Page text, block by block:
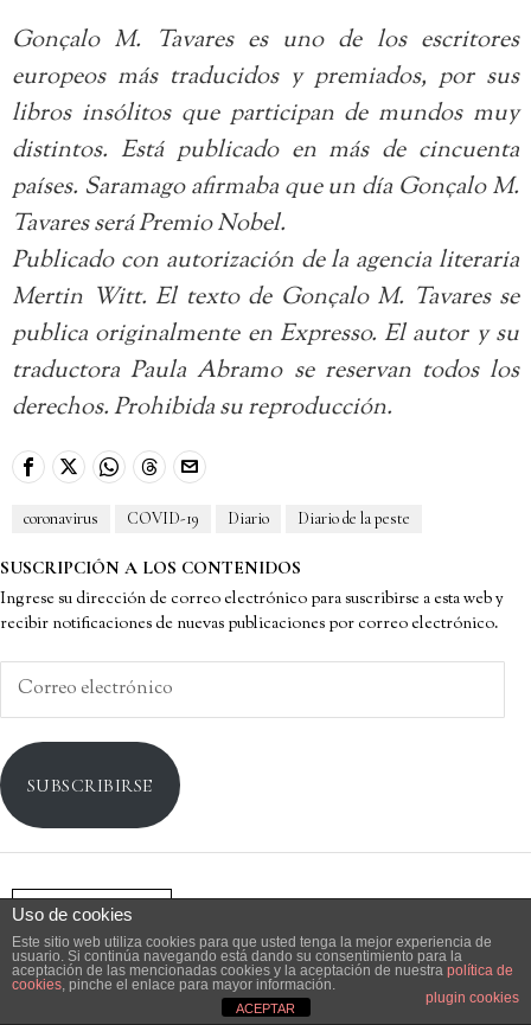
Gonçalo M. Tavares es uno de los escritores
europeos más traducidos y premiados, por sus
libros insólitos que participan de mundos muy
distintos. Está publicado en más de cincuenta
países. Saramago afirmaba que un día Gonçalo M.
Tavares será Premio Nobel.
Publicado con autorización de la agencia literaria
Mertin Witt. El texto de Gonçalo M. Tavares se
publica originalmente en Expresso. El autor y su
traductora Paula Abramo se reservan todos los
derechos. Prohibida su reproducción.
coronavirus COVID-19 Diario Diario de la peste
SUSCRIPCIÓN A LOS CONTENIDOS
Ingrese su dirección de correo electrónico para suscribirse a esta web y
recibir notificaciones de nuevas publicaciones por correo electrónico.
electrónico
SUBSCRIBIRSE
SUSCRIBIRSE
Granta en español es una publicación hermanada con la revista inglesa homónima
(https://granta.com/about/) impulsada por iniciativa de los editores fundadores
Valerie Miles y Aurelio Major, motivados por la necesidad de interpelar y trasvasar
las literaturas que han ido surgiendo en países hispanoparlantes y angloparlantes en
Uso de cookies
Este sitio web utiliza cookies para que usted tenga la mejor experiencia de
usuario. Si continúa navegando está dando su consentimiento para la
aceptación de las mencionadas cookies y la aceptación de nuestra política de
cookies, pinche el enlace para mayor información.
plugin cookies
ACEPTAR